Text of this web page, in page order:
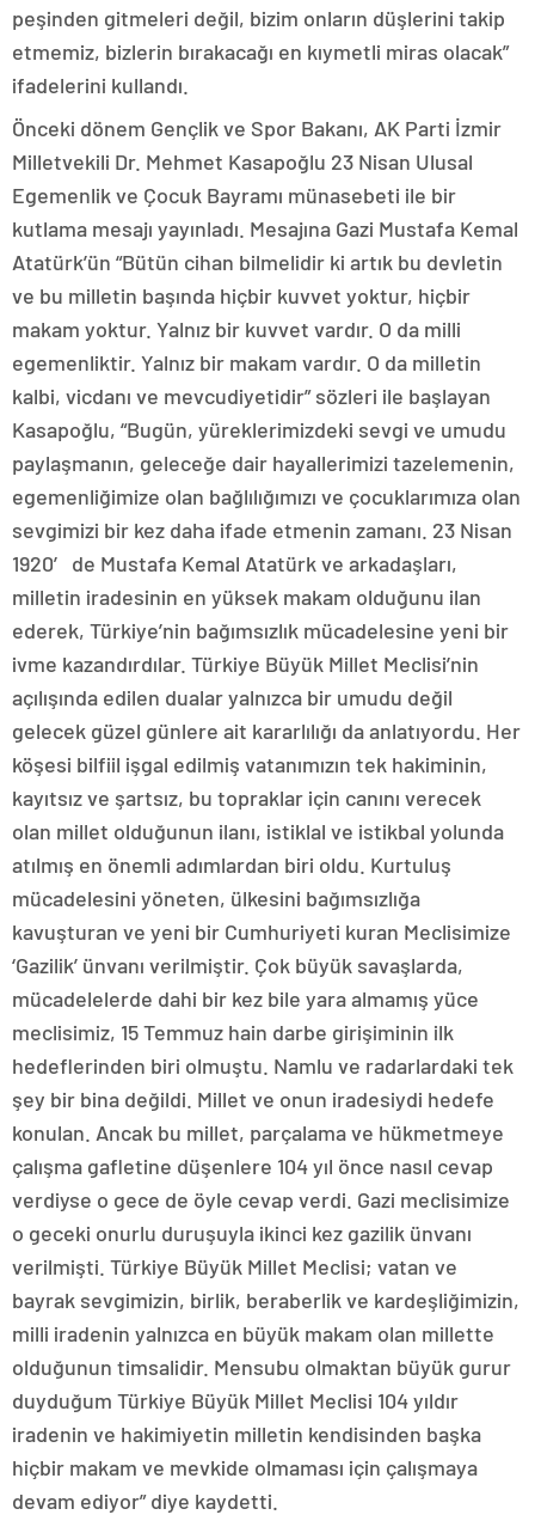
peşinden gitmeleri değil, bizim onların düşlerini takip
etmemiz, bizlerin bırakacağı en kıymetli miras olacak”
ifadelerini kullandı.
Önceki dönem Gençlik ve Spor Bakanı, AK Parti İzmir
Milletvekili Dr. Mehmet Kasapoğlu 23 Nisan Ulusal
Egemenlik ve Çocuk Bayramı münasebeti ile bir
kutlama mesajı yayınladı. Mesajına Gazi Mustafa Kemal
Atatürk’ün “Bütün cihan bilmelidir ki artık bu devletin
ve bu milletin başında hiçbir kuvvet yoktur, hiçbir
makam yoktur. Yalnız bir kuvvet vardır. O da milli
egemenliktir. Yalnız bir makam vardır. O da milletin
kalbi, vicdanı ve mevcudiyetidir” sözleri ile başlayan
Kasapoğlu, “Bugün, yüreklerimizdeki sevgi ve umudu
paylaşmanın, geleceğe dair hayallerimizi tazelemenin,
egemenliğimize olan bağlılığımızı ve çocuklarımıza olan
sevgimizi bir kez daha ifade etmenin zamanı. 23 Nisan
1920′ de Mustafa Kemal Atatürk ve arkadaşları,
milletin iradesinin en yüksek makam olduğunu ilan
ederek, Türkiye’nin bağımsızlık mücadelesine yeni bir
ivme kazandırdılar. Türkiye Büyük Millet Meclisi’nin
açılışında edilen dualar yalnızca bir umudu değil
gelecek güzel günlere ait kararlılığı da anlatıyordu. Her
köşesi bilfiil işgal edilmiş vatanımızın tek hakiminin,
kayıtsız ve şartsız, bu topraklar için canını verecek
olan millet olduğunun ilanı, istiklal ve istikbal yolunda
atılmış en önemli adımlardan biri oldu. Kurtuluş
mücadelesini yöneten, ülkesini bağımsızlığa
kavuşturan ve yeni bir Cumhuriyeti kuran Meclisimize
‘Gazilik’ ünvanı verilmiştir. Çok büyük savaşlarda,
mücadelelerde dahi bir kez bile yara almamış yüce
meclisimiz, 15 Temmuz hain darbe girişiminin ilk
hedeflerinden biri olmuştu. Namlu ve radarlardaki tek
şey bir bina değildi. Millet ve onun iradesiydi hedefe
konulan. Ancak bu millet, parçalama ve hükmetmeye
çalışma gafletine düşenlere 104 yıl önce nasıl cevap
verdiyse o gece de öyle cevap verdi. Gazi meclisimize
o geceki onurlu duruşuyla ikinci kez gazilik ünvanı
verilmişti. Türkiye Büyük Millet Meclisi; vatan ve
bayrak sevgimizin, birlik, beraberlik ve kardeşliğimizin,
milli iradenin yalnızca en büyük makam olan millette
olduğunun timsalidir. Mensubu olmaktan büyük gurur
duyduğum Türkiye Büyük Millet Meclisi 104 yıldır
iradenin ve hakimiyetin milletin kendisinden başka
hiçbir makam ve mevkide olmaması için çalışmaya
devam ediyor” diye kaydetti.